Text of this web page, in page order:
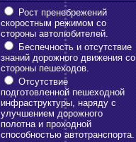
Рост пренебрежений
скоростным режимом со
стороны автолюбителей.
Беспечность и отсутствие
знаний дорожного движения со
стороны пешеходов.
Отсутствие
подготовленной пешеходной
инфраструктуры, наряду с
улучшением дорожного
полотна и проходной
способностью автотранспорта.